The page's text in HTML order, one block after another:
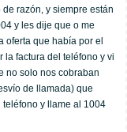
razón, y siempre están
y les dije que o me
oferta que habí­a por el
la factura del teléfono y vi
no solo nos cobraban
de llamada) que
y llame al 1004